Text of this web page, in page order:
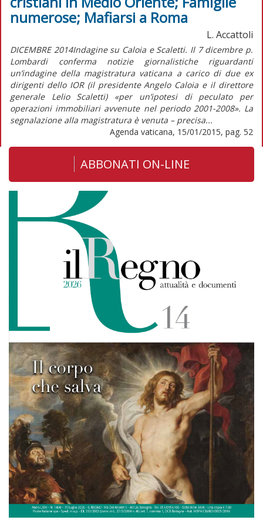
numerose; Mafiarsi a Roma
L. Accattoli
DICEMBRE 2014Indagine su Caloia e Scaletti. Il 7 dicembre p.
Lombardi conferma notizie giornalistiche riguardanti
un’indagine della magistratura vaticana a carico di due ex
dirigenti dello IOR (il presidente Angelo Caloia e il direttore
generale Lelio Scaletti) «per un’ipotesi di peculato per
operazioni immobiliari avvenute nel periodo 2001-2008». La
segnalazione alla magistratura è venuta – precisa...
Agenda vaticana, 15/01/2015, pag. 52
ABBONATI ON-LINE